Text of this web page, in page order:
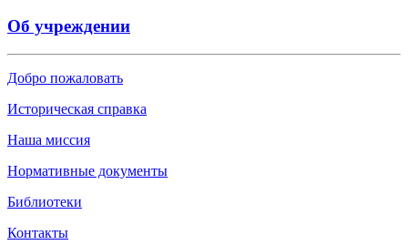
Об учреждении
Добро пожаловать
Историческая справка
Наша миссия
Нормативные документы
Библиотеки
Контакты